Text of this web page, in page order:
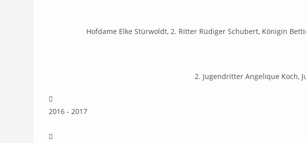
Hofdame Elke Stürwoldt, 2. Ritter Rüdiger Schubert, Königin
2. Jugendritter Angelique Koch,
2016 - 2017